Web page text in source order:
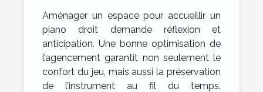
Aménager un espace pour accueillir un
piano droit demande réflexion et
anticipation. Une bonne optimisation de
l’agencement garantit non seulement le
confort du jeu, mais aussi la préservation
de l’instrument au fil du temps.